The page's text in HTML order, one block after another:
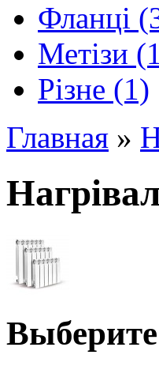
Фланці
Метізи
Різне (1)
Главная »